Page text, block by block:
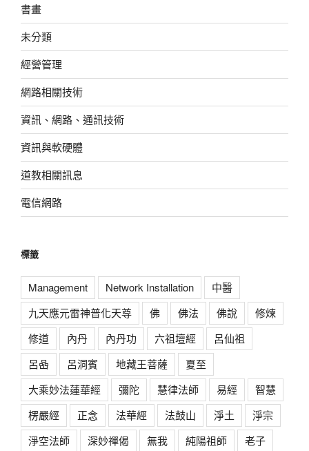
書畫
未分類
經營管理
網路相關技術
資訊、網路、通訊技術
資訊與軟硬體
道教相關訊息
電信網路
標籤
Management Network Installation
中醫
九天應元雷神普化天尊
佛 佛法 佛說
修煉
修道
內丹 內丹功 六祖壇經
呂仙祖
呂喦
呂洞賓 地藏王菩薩
夏至
大乘妙法蓮華經
彌陀 慧律法師 易經
智慧
楞嚴經
正念 法華經 法鼓山 淨土
淨宗
淨空法師
深妙禪偈 無我 純陽祖師 老子